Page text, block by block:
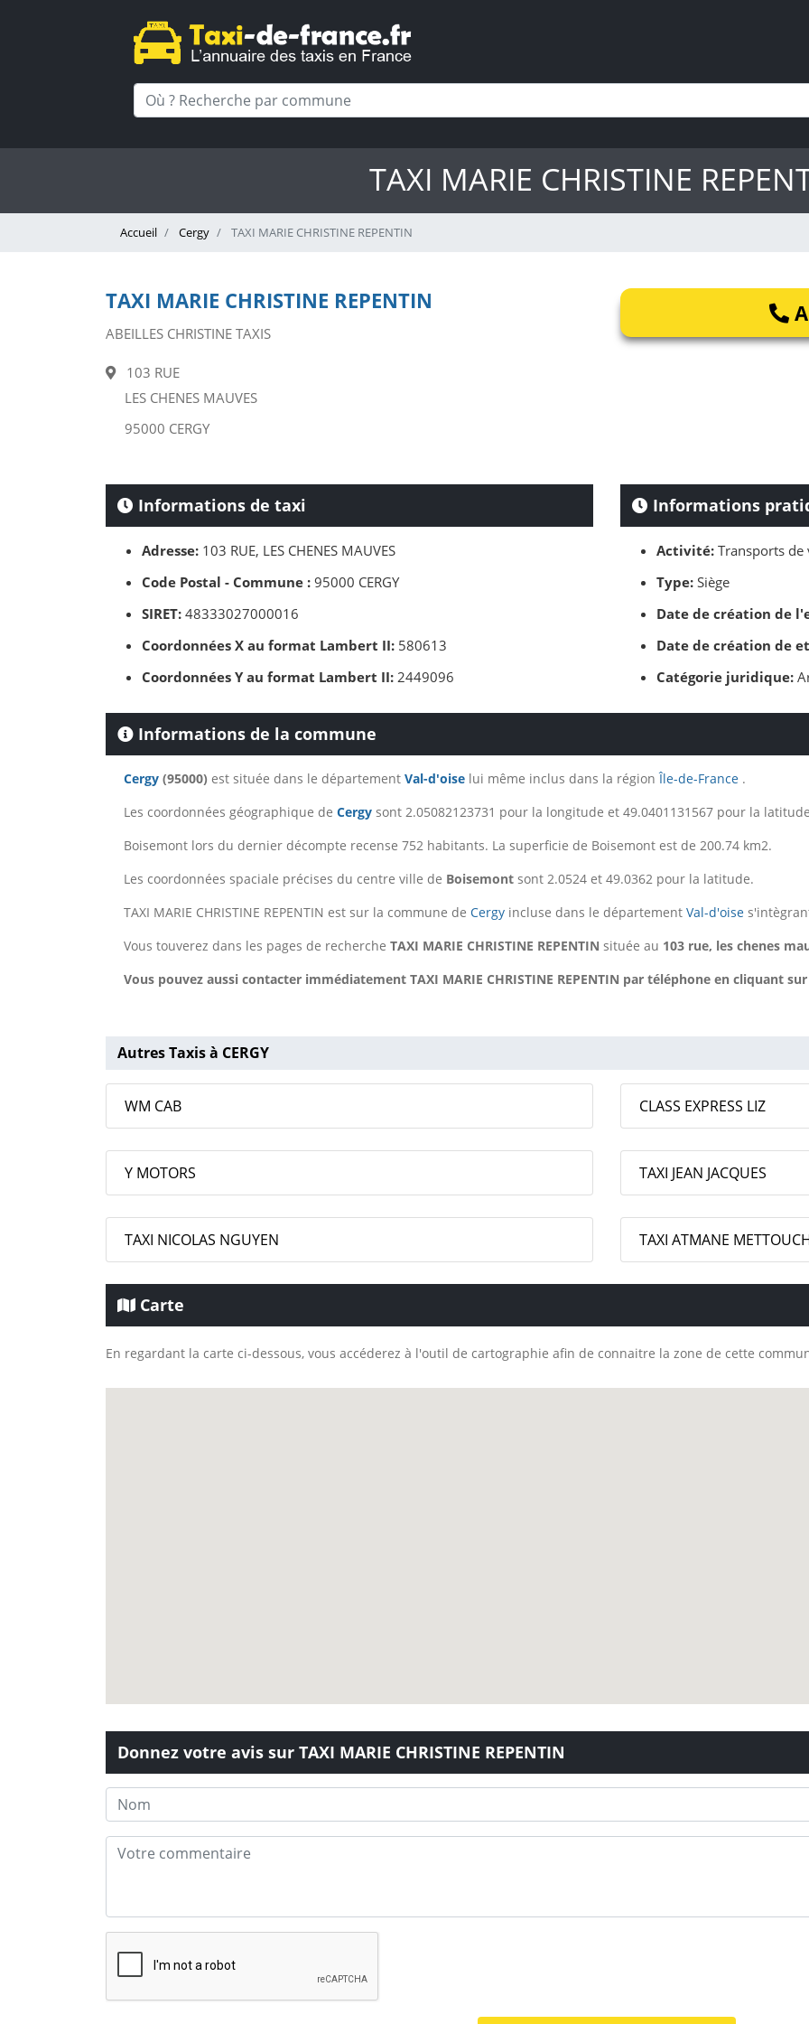
TAXI MARIE CHRISTINE
Accueil Cergy TAXI MARIE CHRISTINE REPENTIN
TAXI MARIE CHRISTINE REPENTIN
ABEILLES CHRISTINE TAXIS
103 RUE
LES CHENES MAUVES
95000 CERGY
Informations de taxi
Adresse: 103 RUE, LES CHENES MAUVES
Code Postal - Commune : 95000 CERGY
SIRET: 48333027000016
Coordonnées X au format Lambert II: 580613
Coordonnées Y au format Lambert II: 2449096
Informations
Activité: Transports de
Type: Siège
Date de création de
Date de création de
Catégorie juridique:
Informations de la commune
Cergy (95000) est située dans le département Val-d'oise lui même inclus dans la régionÎle-de-France .
Les coordonnées géographique de Cergy sont 2.05082123731 pour la longitude et 49.0401131567 pour la
Boisemont lors du dernier décompte recense 752 habitants. La superficie de Boisemont est de 200.74 km2.
Les coordonnées spaciale précises du centre ville de Boisemont sont 2.0524 et 49.0362 pour la latitude.
TAXI MARIE CHRISTINE REPENTIN est sur la commune de Cergy incluse dans le département Val-d'oise
Vous touverez dans les pages de recherche TAXI MARIE CHRISTINE REPENTIN située au 103 rue, les chenes
Vous pouvez aussi contacter immédiatement TAXI MARIE CHRISTINE REPENTIN par téléphone en cliquant
Autres Taxis à CERGY
WM CAB CLASS EXPRESS LIZ
Y MOTORS TAXI JEAN JACQUES
TAXI NICOLAS NGUYEN TAXI ATMANE
Carte
En regardant la carte ci-dessous, vous accéderez à l'outil de cartographie afin de connaitre la zone de cette
Donnez votre avis sur TAXI MARIE CHRISTINE REPENTIN